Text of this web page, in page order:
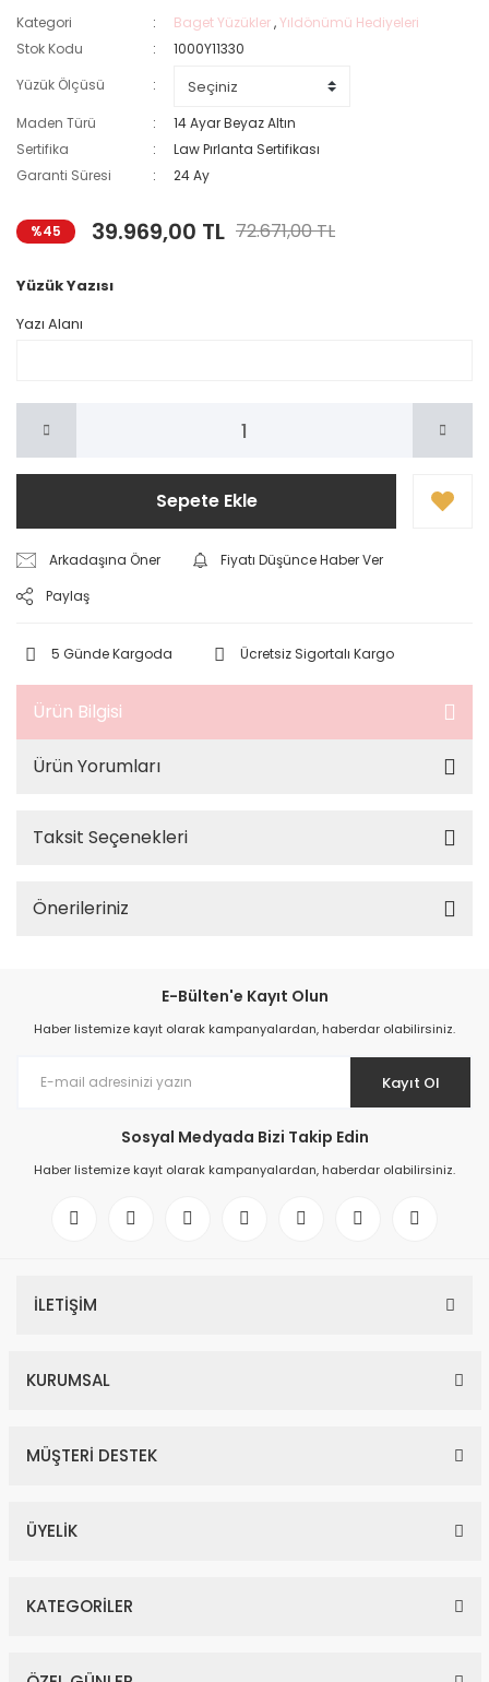
Kategori Baget Yüzükler,Yıldönümü Hediyeleri
Stok Kodu
1000Y11330
Yüzük Ölçüsü
Maden Türü
14 Ayar Beyaz Altın
Sertifika
Law Pırlanta Sertifikası
Garanti Süresi
24 Ay
%45 39.969,00 TL 72.671,00 TL
Yüzük Yazısı
Yazı Alanı
Sepete Ekle
Arkadaşına Öner
Fiyatı Düşünce Haber Ver
Paylaş
5 Günde Kargoda Ücretsiz Sigortalı Kargo
Ürün Bilgisi
Ürün Yorumları
Taksit Seçenekleri
Önerileriniz
E-Bülten'e Kayıt Olun
Haber listemize kayıt olarak kampanyalardan, haberdar olabilirsiniz.
Kayıt Ol
Sosyal Medyada Bizi Takip Edin
Haber listemize kayıt olarak kampanyalardan, haberdar olabilirsiniz.
İLETİŞİM
KURUMSAL
MÜŞTERİ DESTEK
ÜYELİK
KATEGORİLER